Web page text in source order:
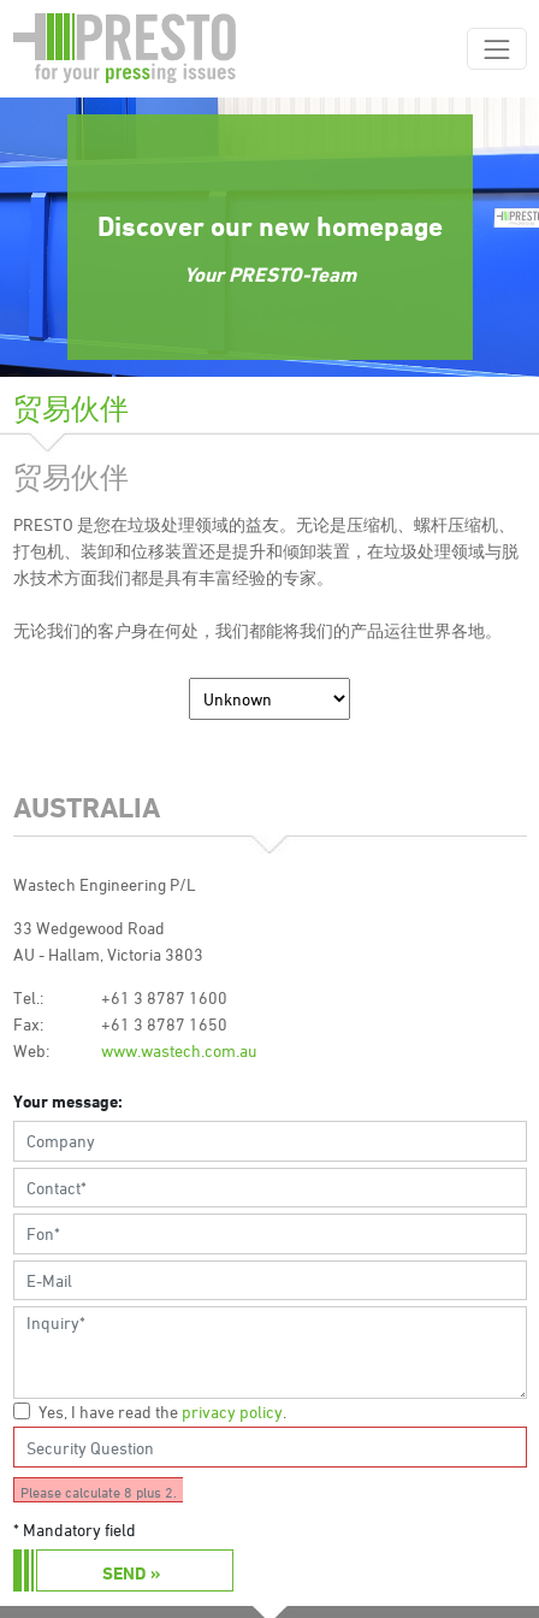
Discover our new homepage
Your PRESTO-Team
贸易伙伴
贸易伙伴
PRESTO 是您在垃圾处理领域的益友。无论是压缩机、螺杆压缩机、
打包机、装卸和位移装置还是提升和倾卸装置，在垃圾处理领域与脱
水技术方面我们都是具有丰富经验的专家。
无论我们的客户身在何处，我们都能将我们的产品运往世界各地。
AUSTRALIA
Wastech Engineering P/L
33 Wedgewood Road
AU - Hallam, Victoria 3803
Tel.:
+61 3 8787 1600
Fax:
+61 3 8787 1650
Web:
www.wastech.com.au
Your message:
Yes, I have read the privacy policy.
Please calculate 8 plus 2.
* Mandatory field
SEND »